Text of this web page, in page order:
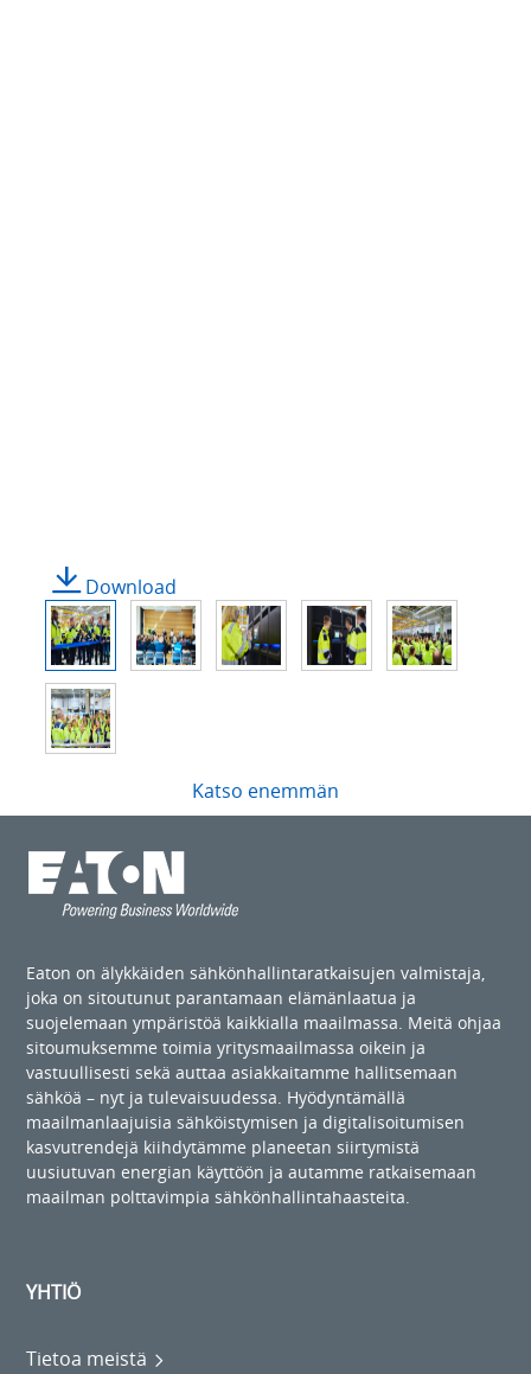
Download
Katso enemmän
Eaton on älykkäiden sähkönhallintaratkaisujen valmistaja,
joka on sitoutunut parantamaan elämänlaatua ja
suojelemaan ympäristöä kaikkialla maailmassa. Meitä ohjaa
sitoumuksemme toimia yritysmaailmassa oikein ja
vastuullisesti sekä auttaa asiakkaitamme hallitsemaan
sähköä – nyt ja tulevaisuudessa. Hyödyntämällä
maailmanlaajuisia sähköistymisen ja digitalisoitumisen
kasvutrendejä kiihdytämme planeetan siirtymistä
uusiutuvan energian käyttöön ja autamme ratkaisemaan
maailman polttavimpia sähkönhallintahaasteita.
YHTIÖ
Tietoa meistä